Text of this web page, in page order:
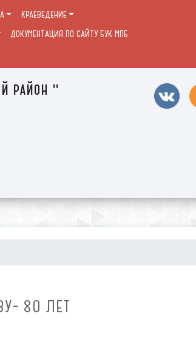
район "
КРАЕВЕДЕНИЕ
ДОКУМЕНТАЦИЯ ПО САЙТУ БУК МПБ
80 ЛЕТ